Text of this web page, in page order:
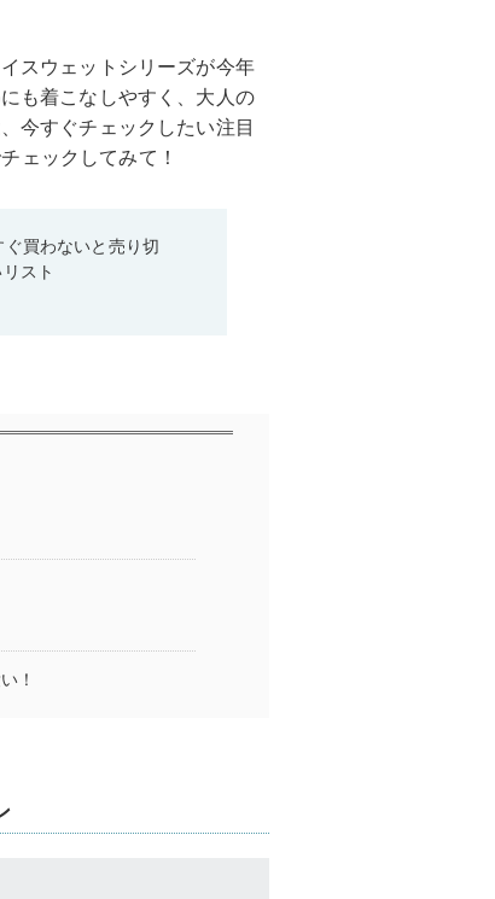
スウェットシリーズが今年
も着こなしやすく、大人の
今すぐチェックしたい注目
ェックしてみて！
買わないと売り切
スト
！